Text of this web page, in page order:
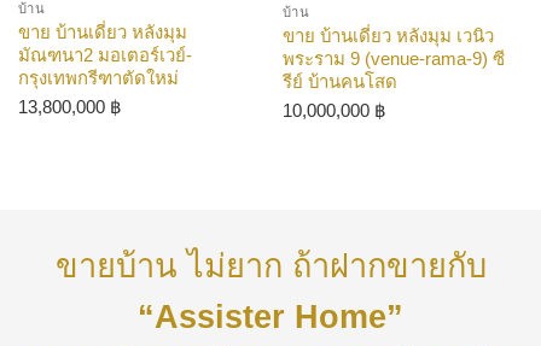
บ้าน
ขาย บ้านเดี่ยว หลังมุม
มัณฑนา2 มอเตอร์เวย์-
กรุงเทพกรีฑาตัดใหม่
13,800,000 ฿
บ้าน
ขาย บ้านเดี่ยว หลังมุม เวนิว
พระราม 9 (venue-rama-9) ซี
รีย์ บ้านคนโสด
10,000,000 ฿
ขายบ้าน ไม่ยาก ถ้าฝากขายกับ
“Assister Home”